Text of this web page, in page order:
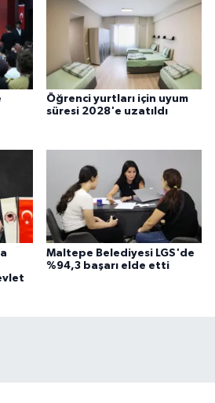
Öğrenci yurtları için uyum
süresi 2028'e uzatıldı
Maltepe Belediyesi LGS'de
%94,3 başarı elde etti